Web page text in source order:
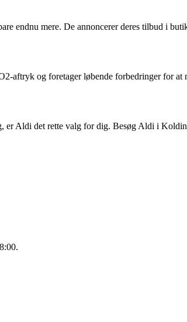
endnu mere. De annoncerer deres tilbud i
aftryk og foretager løbende forbedringer for at
Aldi det rette valg for dig. Besøg Aldi i